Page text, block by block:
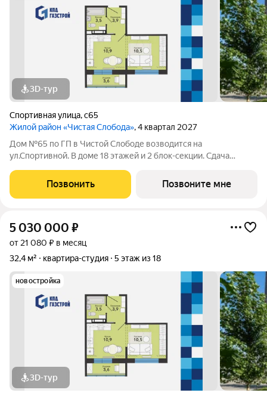
3D-тур
Спортивная улица,с65
Жилой район «Чистая Слобода», 4 квартал 2027
Дом №65 по ГП в Чистой Слободе возводится на
ул.Спортивной. В доме 18 этажей и 2 блок-секции. Сдача
жителей в доме предусмотрены: видеонаблюдение в местах
общего пользования и во дворе,
Позвонить Позвоните мне
5 030 000 ₽
от 21 080 ₽ в месяц
32,4 м²
квартира-студия 5 этаж из 18
новостройка
3D-тур